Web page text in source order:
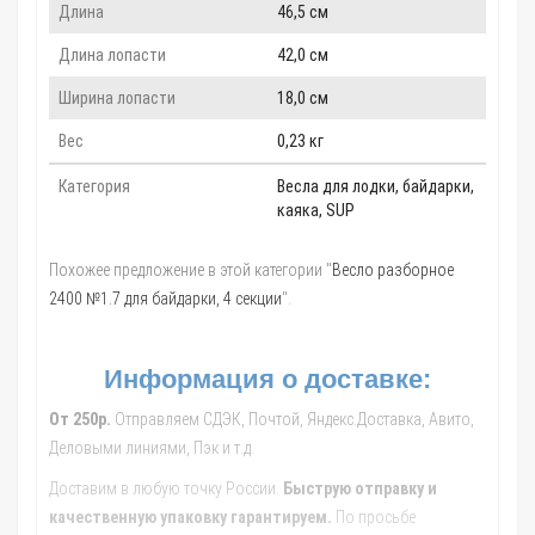
Длина 46,5 см
Длина лопасти 42,0 см
Ширина лопасти 18,0 см
Вес 0,23 кг
Категория
Весла для лодки, байдарки,
каяка, SUP
Похожее предложение в этой категории "Весло разборное
2400 №1.7 для байдарки, 4 секции".
Информация о доставке:
От 250р. Отправляем СДЭК, Почтой, Яндекс.Доставка, Авито,
Деловыми линиями, Пэк и т.д.
Доставим в любую точку России.
Быструю отправку и
качественную упаковку гарантируем. По просьбе